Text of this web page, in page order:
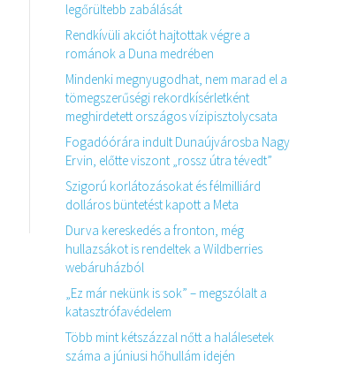
legőrültebb zabálását
Rendkívüli akciót hajtottak végre a
románok a Duna medrében
Mindenki megnyugodhat, nem marad el a
tömegszerűségi rekordkísérletként
meghirdetett országos vízipisztolycsata
Fogadóórára indult Dunaújvárosba Nagy
Ervin, előtte viszont „rossz útra tévedt”
Szigorú korlátozásokat és félmilliárd
dolláros büntetést kapott a Meta
Durva kereskedés a fronton, még
hullazsákot is rendeltek a Wildberries
webáruházból
„Ez már nekünk is sok” – megszólalt a
katasztrófavédelem
Több mint kétszázzal nőtt a halálesetek
száma a júniusi hőhullám idején